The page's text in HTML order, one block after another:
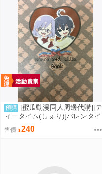
預購 [蜜瓜動漫同人周邊代購][テ
ィータイム(しぇり)]バレンタイ
ンデーキッス(2.5次元的誘惑)(同
人誌)
售價 240